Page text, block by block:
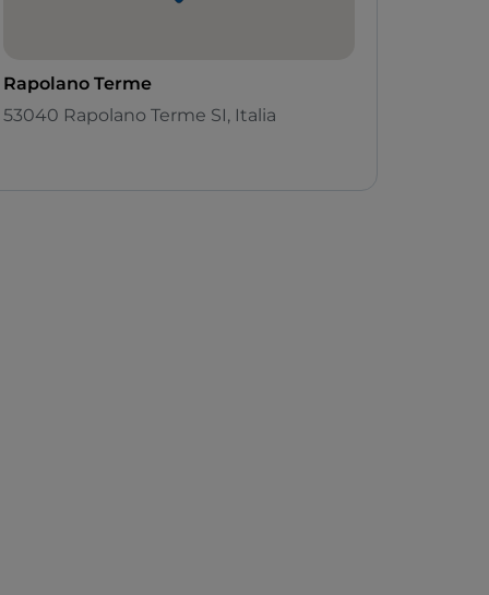
Rapolano Terme
53040 Rapolano Terme SI, Italia